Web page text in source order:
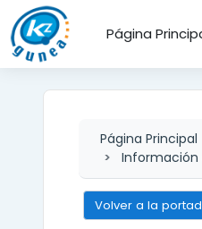
Salta al contenido principal
Página
Página Principal
Información
Volver a la